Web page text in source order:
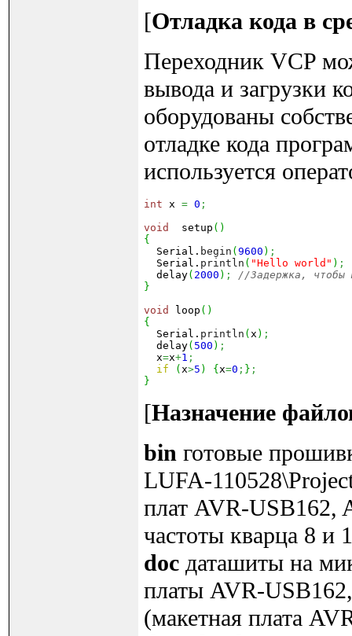
[Отладка кода в
Переходник VCP
вывода и загрузки
оборудованы
отладке кода
используется
int x = 0 ;
void
  setup
( )
{
Serial. begin ( 9600 ) ;
  Serial.
println ( "Hello world" ) ;
  delay
( 2000 ) ; //Задержка, чтобы
}
void
loop ( )
{
Serial. println ( x ) ;
  delay
( 500 ) ;
  x
=x+1 ;
if
( x>5 ) { x=0 ; } ;
}
[Назначение
bin готовые
LUFA-
плат AVR-USB162,
частоты кварца 8 и
doc даташиты на
платы AVR-
(макетная плата